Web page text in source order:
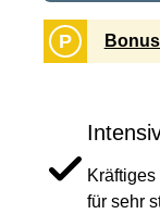
P
für sehr